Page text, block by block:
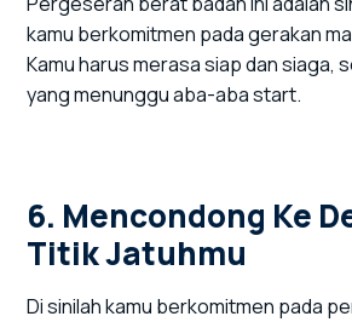
kamu berkomitmen pada gerakan
Kamu harus merasa siap dan siaga,
yang menunggu aba-aba start.
6. Mencondong Ke
Titik Jatuhmu
Di sinilah kamu berkomitmen pada